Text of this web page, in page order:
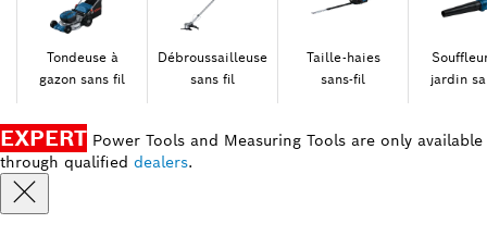
Tondeuse à
gazon sans fil
Débroussailleuse
sans fil
Taille-haies
sans-fil
jardin
EXPERT Power Tools and Measuring Tools are only available
through qualified dealers.